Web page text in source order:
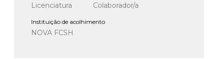
Licenciatura Colaborador/a
Instituição de acolhimento
NOVA FCSH